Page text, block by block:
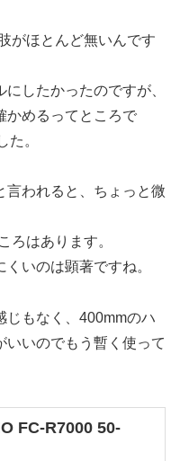
がほとんど無いんです
したかったのですが、
かめるってところで
た。
言われると、ちょっと微
ろはあります。
いのは顕著ですね。
じもなく、400mmのハ
いいのでもう暫く使って
FC-R7000 50-